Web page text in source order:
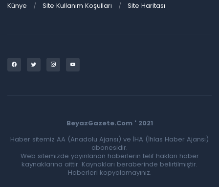
Künye Site Kullanım Koşulları Site Haritası
BeyazGazete.Com ' 2021
Haber sitemiz AA (Anadolu Ajansı) ve İHA (İhlas Haber Ajansı)
abonesidir.
Web sitemizde yayınlanan haberlerin telif hakları haber
kaynaklarına aittir. Kaynakları beraberinde belirtilmiştir.
Haberleri kopyalamayınız.